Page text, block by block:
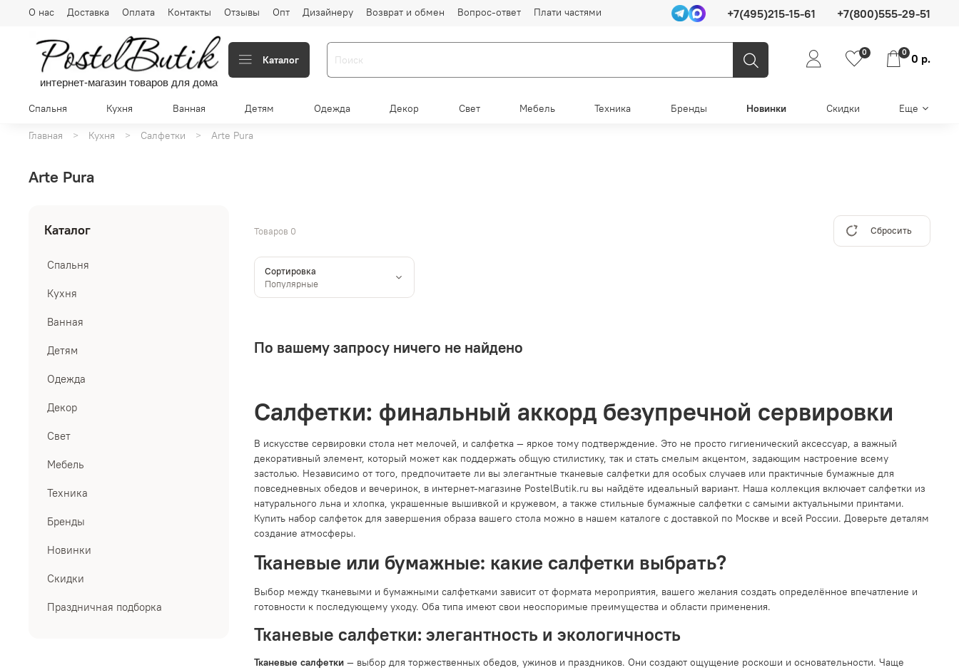
О нас Доставка Оплата Контакты Отзывы Опт Дизайнеру Возврат и обмен Вопрос-ответ Плати частями +7(495)215-15-61 +7(800)555-29-51
интернет-магазин товаров для дома
Каталог
0 0 0 р.
Спальня Кухня Ванная Детям Одежда Декор Свет Мебель Техника Бренды Новинки Скидки Еще
Главная Кухня Салфетки Arte Pura
Arte Pura
Товаров 0 Сбросить
Сортировка
По вашему запросу ничего не найдено
Салфетки: финальный аккорд безупречной сервировки
В искусстве сервировки стола нет мелочей, и салфетка — яркое тому подтверждение. Это не просто гигиенический аксессуар, а важный
декоративный элемент, который может как поддержать общую стилистику, так и стать смелым акцентом, задающим настроение всему
застолью. Независимо от того, предпочитаете ли вы элегантные тканевые салфетки для особых случаев или практичные бумажные для
повседневных обедов и вечеринок, в интернет-магазине PostelButik.ru вы найдёте идеальный вариант. Наша коллекция включает салфетки из
натурального льна и хлопка, украшенные вышивкой и кружевом, а также стильные бумажные салфетки с самыми актуальными принтами.
Купить набор салфеток для завершения образа вашего стола можно в нашем каталоге с доставкой по Москве и всей России. Доверьте деталям
создание атмосферы.
Тканевые или бумажные: какие салфетки выбрать?
Выбор между тканевыми и бумажными салфетками зависит от формата мероприятия, вашего желания создать определённое впечатление и
готовности к последующему уходу. Оба типа имеют свои неоспоримые преимущества и области применения.
Тканевые салфетки: элегантность и экологичность
Тканевые салфетки— выбор для торжественных обедов, ужинов и праздников. Они создают ощущение роскоши и основательности. Чаще
Каталог
Спальня
Кухня
Ванная
Детям
Одежда
Декор
Свет
Мебель
Техника
Бренды
Новинки
Скидки
Праздничная подборка